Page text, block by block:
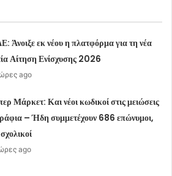
Άνοιξε εκ νέου η πλατφόρμα για τη νέα
Αίτηση Ενίσχυσης 2026
ago
Μάρκετ: Και νέοι κωδικοί στις μειώσεις
– Ήδη συμμετέχουν 686 επώνυμοι,
ago